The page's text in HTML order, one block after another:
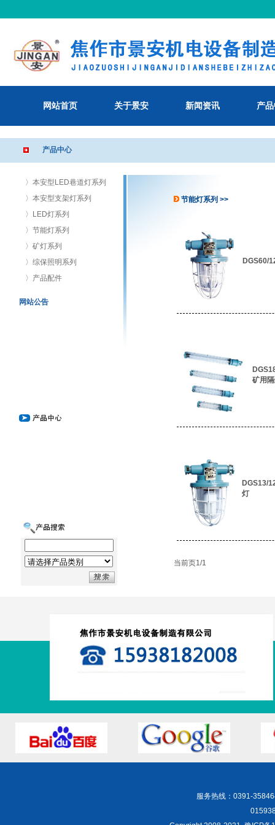
网站首页 关于景安 新闻资讯 产
产品中心
〉本安型LED巷道灯系列
〉本安型支架灯系列
〉LED灯系列
〉节能灯系列
〉矿灯系列
〉综保照明系列
〉产品配件
网站公告
节能灯系列 >>
DGS60/
矿用
DGS13/
灯
当前页1/1
服务热线：0391-